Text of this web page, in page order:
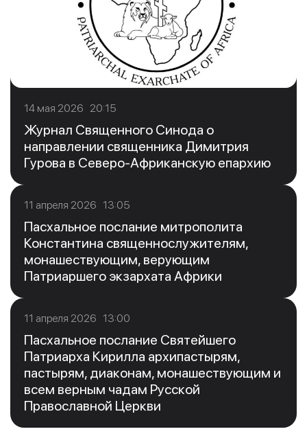
14 мая 2026 20:15
Журнал Священного Синода о
направлении священника Димитрия
Гурова в Северо-Африканскую епархию
11 апреля 2026 13:05
Пасхальное послание митрополита
Константина священнослужителям,
монашествующим, верующим
Патриаршего экзархата Африки
11 апреля 2026 13:00
Пасхальное послание Святейшего
Патриарха Кирилла архипастырям,
пастырям, диаконам, монашествующим и
всем верным чадам Русской
Православной Церкви